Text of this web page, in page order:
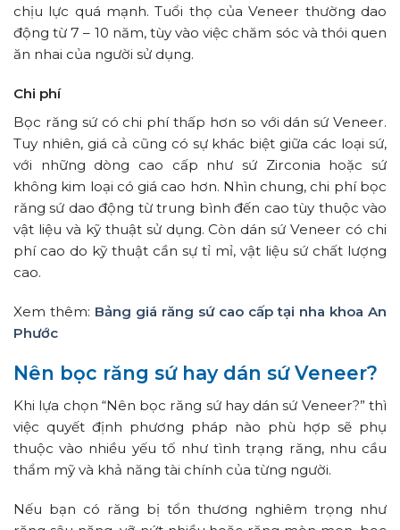
chịu lực quá mạnh. Tuổi thọ của Veneer thường dao
động từ 7 – 10 năm, tùy vào việc chăm sóc và thói quen
ăn nhai của người sử dụng.
Chi phí
Bọc răng sứ có chi phí thấp hơn so với dán sứ Veneer.
Tuy nhiên, giá cả cũng có sự khác biệt giữa các loại sứ,
với những dòng cao cấp như sứ Zirconia hoặc sứ
không kim loại có giá cao hơn. Nhìn chung, chi phí bọc
răng sứ dao động từ trung bình đến cao tùy thuộc vào
vật liệu và kỹ thuật sử dụng. Còn dán sứ Veneer có chi
phí cao do kỹ thuật cần sự tỉ mỉ, vật liệu sứ chất lượng
cao.
Xem thêm: Bảng giá răng sứ cao cấp tại nha khoa An
Phước
Nên bọc răng sứ hay dán sứ Veneer?
Khi lựa chọn “Nên bọc răng sứ hay dán sứ Veneer?” thì
việc quyết định phương pháp nào phù hợp sẽ phụ
thuộc vào nhiều yếu tố như tình trạng răng, nhu cầu
thẩm mỹ và khả năng tài chính của từng người.
Nếu bạn có răng bị tổn thương nghiêm trọng như